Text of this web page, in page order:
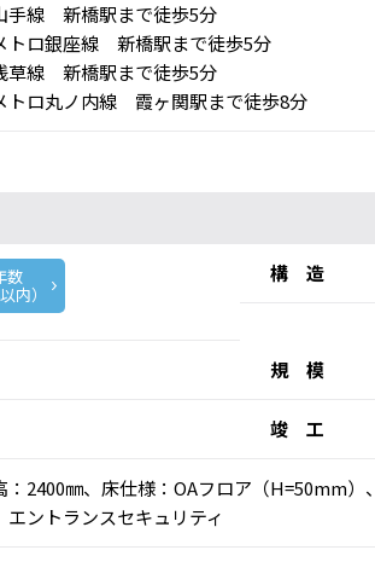
手線 新橋駅まで徒歩5分
トロ銀座線 新橋駅まで徒歩5分
草線 新橋駅まで徒歩5分
トロ丸ノ内線 霞ヶ関駅まで徒歩8分
数
内）
構 造
規 模
竣 工
：2400㎜、床仕様：OAフロア（
ントランスセキュリティ